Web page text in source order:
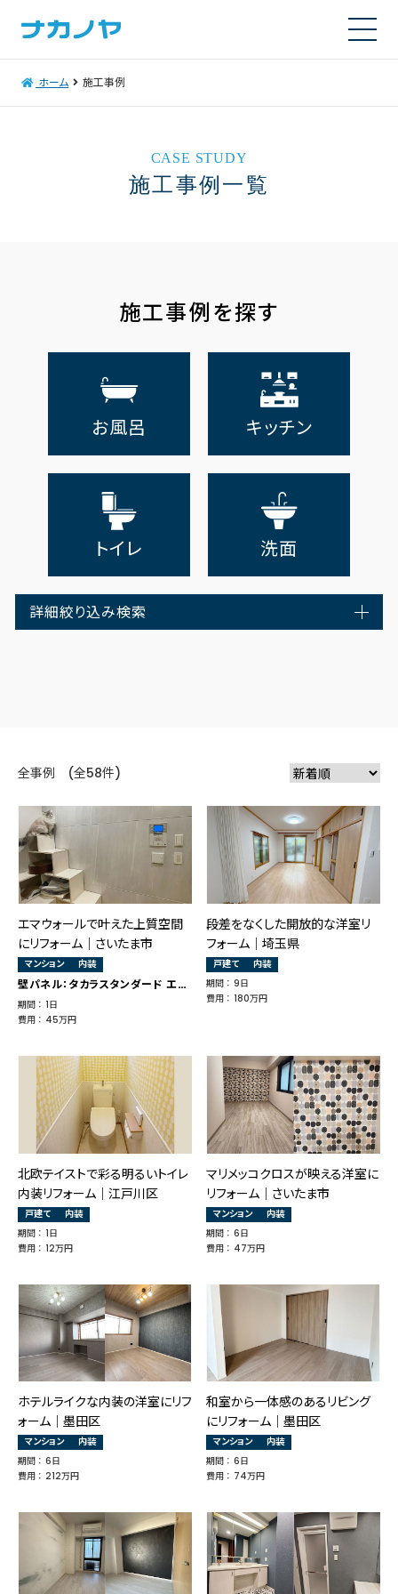
ホーム 施工事例
CASE STUDY
施工事例一覧
施工事例を探す
お風呂 キッチン
トイレ 洗面
詳細絞り込み検索
全事例 (全58件)
エマウォールで叶えた上質空間
にリフォーム｜さいたま市
マンション 内装
壁パネル：タカラスタンダード エマウォール
期間 ： 1日
費用 ： 45万円
段差をなくした開放的な洋室リ
フォーム｜埼玉県
戸建て
内装
期間 ： 9日
費用 ： 180万円
北欧テイストで彩る明るいトイレ
内装リフォーム｜江戸川区
戸建て
内装
期間 ： 1日
費用 ： 12万円
マリメッコクロスが映える洋室に
リフォーム｜さいたま市
マンション
内装
期間 ： 6日
費用 ： 47万円
ホテルライクな内装の洋室にリフ
ォーム｜墨田区
マンション
内装
期間 ： 6日
費用 ： 212万円
和室から一体感のあるリビング
にリフォーム｜墨田区
マンション
内装
期間 ： 6日
費用 ： 74万円